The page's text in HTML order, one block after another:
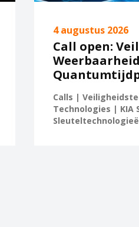
4 augustus 2026
Call open:
Calls |
Technologies | KIA